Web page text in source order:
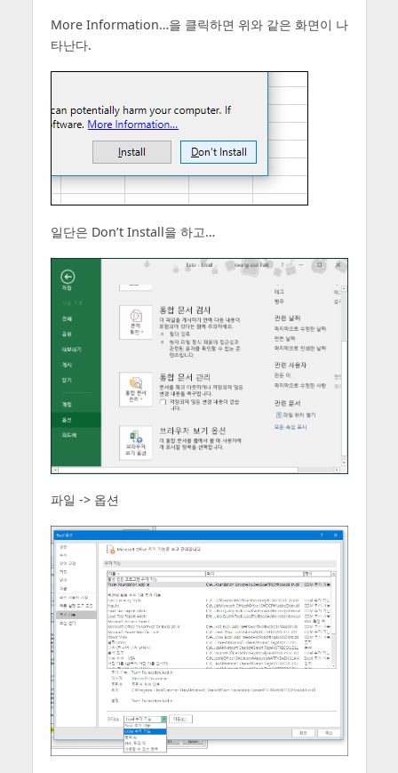
More Information…을 클릭하면 위와 같은 화면이 나
타난다.
일단은 Don’t Install을 하고…
파일 -> 옵션